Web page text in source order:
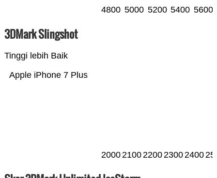
4800 5000 5200 5400 5600
3DMark Slingshot
Tinggi lebih Baik
Apple iPhone 7 Plus
20002100220023002400